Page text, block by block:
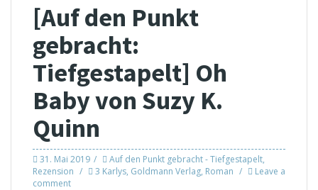
[Auf den Punkt
gebracht:
Tiefgestapelt] Oh
Baby von Suzy K.
Quinn
31. Mai 2019 Auf den Punkt gebracht - Tiefgestapelt,
Rezension
3 Karlys, Goldmann Verlag, Roman
Leave a
comment